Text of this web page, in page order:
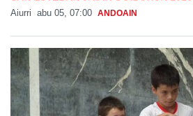
Aiurri abu 05, 07:00 ANDOAIN